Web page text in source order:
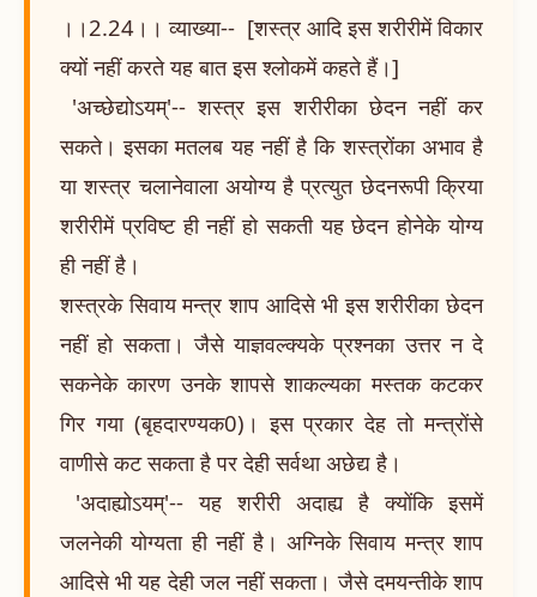
।।2.24।। व्याख्या-- [शस्त्र आदि इस शरीरीमें विकार
क्यों नहीं करते यह बात इस श्लोकमें कहते हैं।]
'अच्छेद्योऽयम्'-- शस्त्र इस शरीरीका छेदन नहीं कर
सकते। इसका मतलब यह नहीं है कि शस्त्रोंका अभाव है
या शस्त्र चलानेवाला अयोग्य है प्रत्युत छेदनरूपी क्रिया
शरीरीमें प्रविष्ट ही नहीं हो सकती यह छेदन होनेके योग्य
ही नहीं है।
शस्त्रके सिवाय मन्त्र शाप आदिसे भी इस शरीरीका छेदन
नहीं हो सकता। जैसे याज्ञवल्क्यके प्रश्नका उत्तर न दे
सकनेके कारण उनके शापसे शाकल्यका मस्तक कटकर
गिर गया (बृहदारण्यक0)। इस प्रकार देह तो मन्त्रोंसे
वाणीसे कट सकता है पर देही सर्वथा अछेद्य है।
'अदाह्योऽयम्'-- यह शरीरी अदाह्य है क्योंकि इसमें
जलनेकी योग्यता ही नहीं है। अग्निके सिवाय मन्त्र शाप
आदिसे भी यह देही जल नहीं सकता। जैसे दमयन्तीके शाप